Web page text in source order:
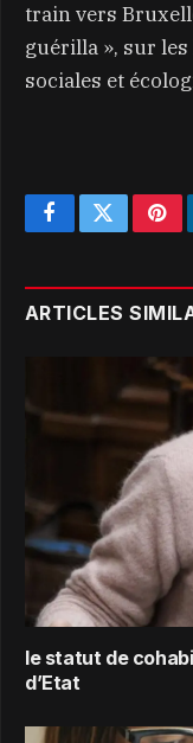
train vers
guérilla », sur
sociales et
FacebookTwitter
ARTICLES
le statut de
d’Etat